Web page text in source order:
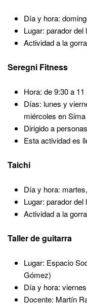
Día y hora:
Lugar: parador del
Actividad a la
Seregni Fitness
Hora: de 9:30 a 11
Días: lunes y
miércoles en
Dirigido a
Esta actividad es
Taichi
Día y hora:
Lugar: parador del
Actividad a la
Taller de guitarra
Lugar: Espacio
Gómez)
Día y hora:
Docente: Martín